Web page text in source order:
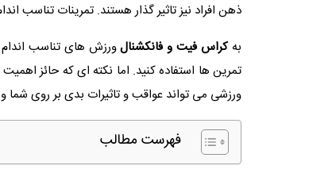
ذهن افراد نیز تاثیر گذار هستند. تمرینات تناسب
بهکراس فیت و فانکشنالورزش های تناسب اندام
تمرین ها استفاده کنید. اما نکته ای که حائز
ورزشی می تواند عواقب و تاثیرات بدی بر روی شما
فهرست مطالب